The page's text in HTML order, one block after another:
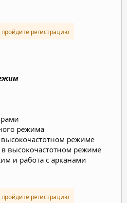
регистрацию
режима
режиме
высокочастотном режиме
и работа с арканами
регистрацию